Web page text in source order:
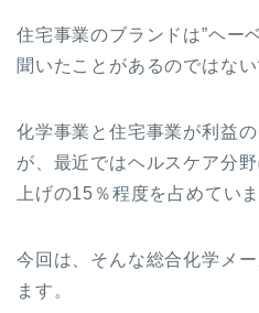
住宅事業のブランドは”ヘー
聞いたことがあるのではない
化学事業と住宅事業が利益
が、最近ではヘルスケア分
上げの15％程度を占めていま
今回は、そんな総合化学メ
ます。